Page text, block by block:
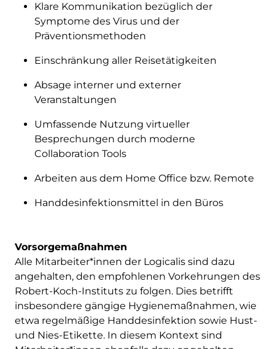
Klare Kommunikation bezüglich der
Symptome des Virus und der
Präventionsmethoden
Einschränkung aller Reisetätigkeiten
Absage interner und externer
Veranstaltungen
Umfassende Nutzung virtueller
Besprechungen durch moderne
Collaboration Tools
Arbeiten aus dem Home Office bzw. Remote
Handdesinfektionsmittel in den Büros
Vorsorgemaßnahmen
Alle Mitarbeiter*innen der Logicalis sind dazu
angehalten, den empfohlenen Vorkehrungen des
Robert-Koch-Instituts zu folgen. Dies betrifft
insbesondere gängige Hygienemaßnahmen, wie
etwa regelmäßige Handdesinfektion sowie Hust-
und Nies-Etikette. In diesem Kontext sind